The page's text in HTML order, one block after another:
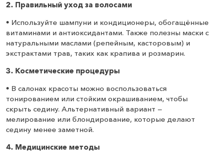
2. Правильный уход за волосами
• Используйте шампуни и кондиционеры, обогащённые
витаминами и антиоксидантами. Также полезны маски с
натуральными маслами (репейным, касторовым) и
экстрактами трав, таких как крапива и розмарин.
3. Косметические процедуры
• В салонах красоты можно воспользоваться
тонированием или стойким окрашиванием, чтобы
скрыть седину. Альтернативный вариант —
мелирование или блондирование, которые делают
седину менее заметной.
4. Медицинские методы